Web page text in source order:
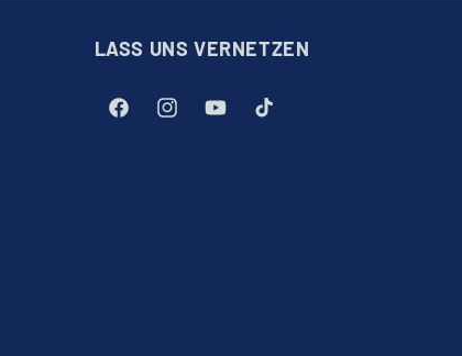
LASS UNS VERNETZEN
FacebookInstagramYouTubeTikTok